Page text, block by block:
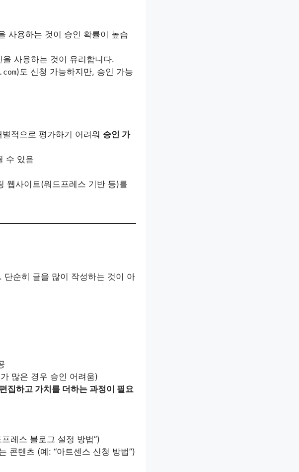
사용하는 것이 승인 확률이 높습
사용하는 것이 유리합니다.
)도 신청 가능하지만, 승인 가능
적으로 평가하기 어려워 승인 가
수 있음
웹사이트(워드프레스 기반 등)를
단순히 글을 많이 작성하는 것이 아
많은 경우 승인 어려움)
집하고 가치를 더하는 과정이 필요
레스 블로그 설정 방법”)
콘텐츠 (예: “아트센스 신청 방법”)